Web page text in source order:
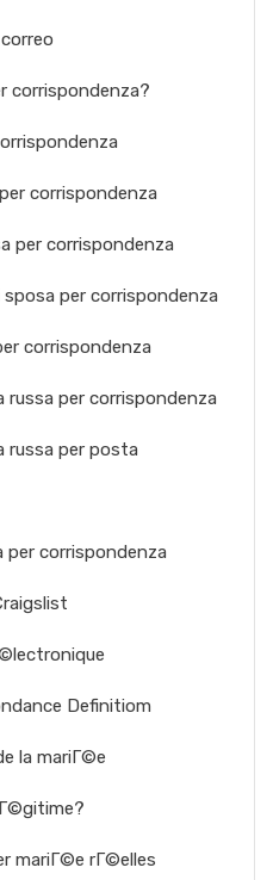
corrispondenza?
corrispondenza
per corrispondenza
per corrispondenza
corrispondenza
russa per corrispondenza
russa per posta
per corrispondenza
Definitiom
la mariГ©e
mariГ©e rГ©elles